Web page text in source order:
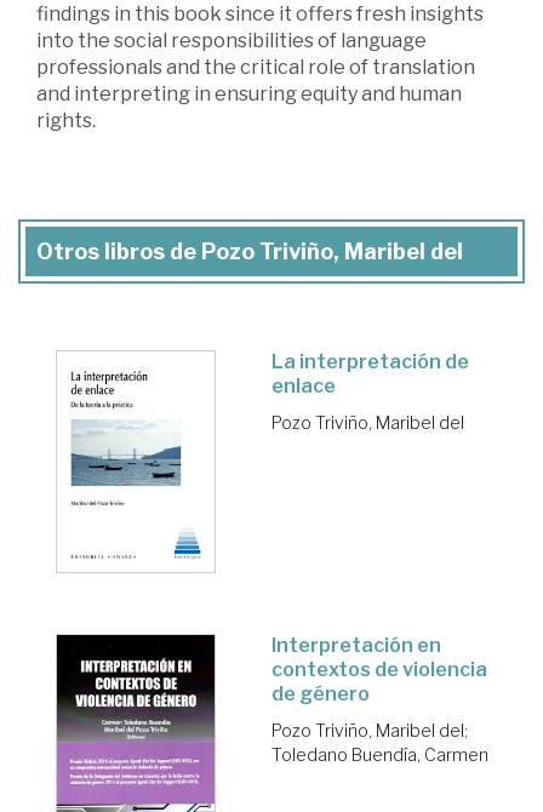
findings in this book since it offers fresh insights
into the social responsibilities of language
professionals and the critical role of translation
and interpreting in ensuring equity and human
rights.
Otros libros de Pozo Triviño, Maribel del
La interpretación de
enlace
Pozo Triviño, Maribel del
Interpretación en
contextos de violencia
de género
Pozo Triviño, Maribel del;
Toledano Buendía, Carmen